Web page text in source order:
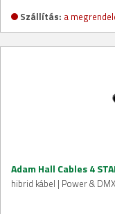
Szállítás: a
Adam Hall Cables 4
hibrid kábel | Power &